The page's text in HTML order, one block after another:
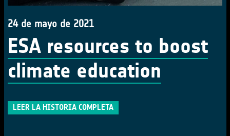
24 de mayo de 2021
ESA resources to boost
climate education
LEER LA HISTORIA COMPLETA